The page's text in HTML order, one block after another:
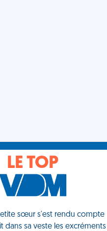
LE TOP
sœur s'est rendu compte
dans sa veste les